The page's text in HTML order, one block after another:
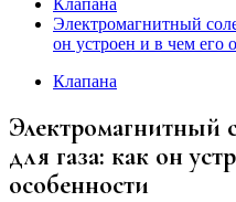
Клапана
Электромагнитный
он устроен и в чем его
Клапана
Электромагнитный
для газа: как он
особенности